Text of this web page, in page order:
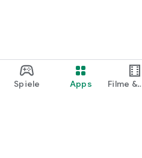
Spiele Apps
Filme &